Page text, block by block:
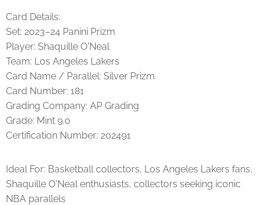
Card Details:
Set: 2023–24 Panini Prizm
Player: Shaquille O'Neal
Team: Los Angeles Lakers
Card Name / Parallel: Silver Prizm
Card Number: 181
Grading Company: AP Grading
Grade: Mint 9.0
Certification Number: 202491
Ideal For: Basketball collectors, Los Angeles Lakers fans,
Shaquille O'Neal enthusiasts, collectors seeking iconic
NBA parallels